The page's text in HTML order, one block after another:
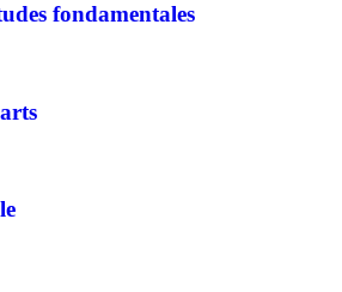
fondamentales